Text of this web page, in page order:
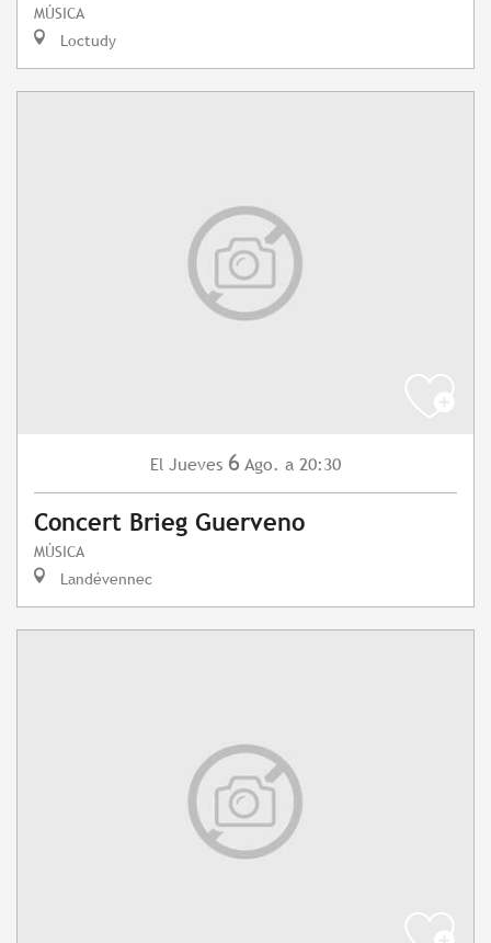
MÚSICA
Loctudy
El Jueves 6 Ago. a 20:30
Concert Brieg Guerveno
MÚSICA
Landévennec